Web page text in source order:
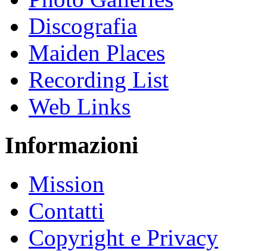
Discografia
Maiden Places
Recording List
Web Links
Informazioni
Mission
Contatti
Copyright e Privacy